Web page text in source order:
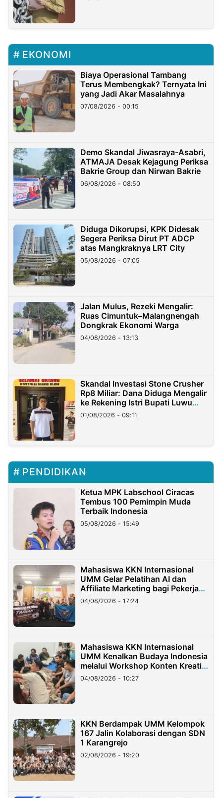
EKONOMI
Biaya Operasional Tambang
Terus Membengkak? Ternyata Ini
yang Jadi Akar Masalahnya
07/08/2026 - 00:15
Demo Skandal Jiwasraya-Asabri,
ATMAJA Desak Kejagung Periksa
Bakrie Group dan Nirwan Bakrie
06/08/2026 - 08:50
Diduga Dikorupsi, KPK Didesak
Segera Periksa Dirut PT ADCP
atas Mangkraknya LRT City
05/08/2026 - 07:05
Jalan Mulus, Rezeki Mengalir:
Ruas Cimuntuk–Malangnengah
Dongkrak Ekonomi Warga
04/08/2026 - 13:13
Skandal Investasi Stone Crusher
Rp8 Miliar: Dana Diduga Mengalir
ke Rekening Istri Bupati Luwu
Timur
01/08/2026 - 09:11
PENDIDIKAN
Ketua MPK Labschool Ciracas
Tembus 100 Pemimpin Muda
Terbaik Indonesia
05/08/2026 - 15:49
Mahasiswa KKN Internasional
UMM Gelar Pelatihan AI dan
Affiliate Marketing bagi Pekerja
Migran Indonesia di Taiwan
04/08/2026 - 17:24
Mahasiswa KKN Internasional
UMM Kenalkan Budaya Indonesia
melalui Workshop Konten Kreatif
di Taiwan
04/08/2026 - 10:27
KKN Berdampak UMM Kelompok
167 Jalin Kolaborasi dengan SDN
1 Karangrejo
02/08/2026 - 19:20